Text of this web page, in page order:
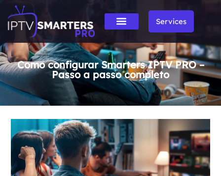
Services
Como configurar Smarters IPTV PRO –
Passo a passo completo